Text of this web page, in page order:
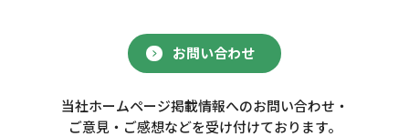
お問い合わせ
当社ホームページ掲載情報へのお問い合わせ・
ご意見・ご感想などを受け付けております。